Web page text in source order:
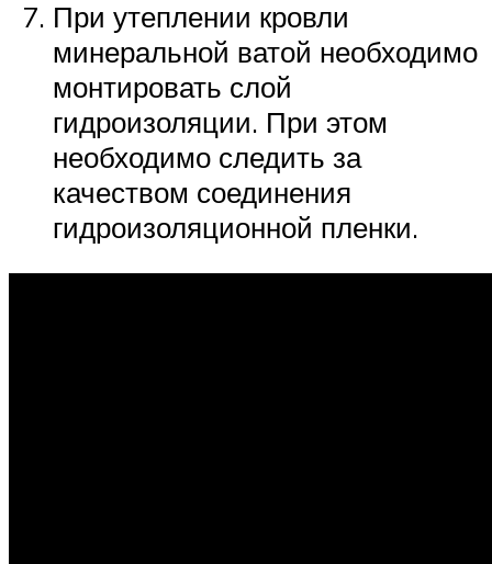
При утеплении кровли
минеральной ватой необходимо
монтировать слой
гидроизоляции. При этом
необходимо следить за
качеством соединения
гидроизоляционной пленки.